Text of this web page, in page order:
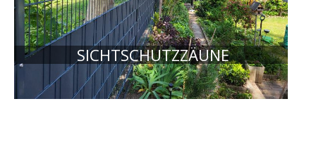
SICHTSCHUTZZÄUNE